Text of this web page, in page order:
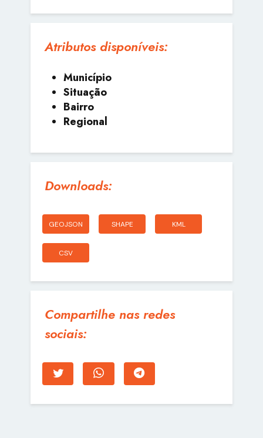
Atributos disponíveis:
Município
Situação
Bairro
Regional
Downloads:
GEOJSON SHAPE KML
CSV
Compartilhe nas redes
sociais: